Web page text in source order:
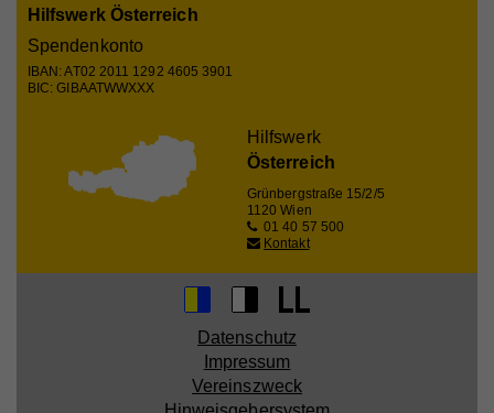
Hilfswerk Österreich
Spendenkonto
IBAN: AT02 2011 1292 4605 3901
BIC: GIBAATWWXXX
Hilfswerk
Österreich
Grünbergstraße 15/2/5
1120 Wien
01 40 57 500
Kontakt
Datenschutz
Impressum
Vereinszweck
Name _gat_UA_44117881-7
Anbieter Whatchado
Wird zur Unterscheidung von Website Besuchern
verwendet
Ende der Browsernutzung
Speichert notwendige Sessiondaten für
Basisfunktion der Website.